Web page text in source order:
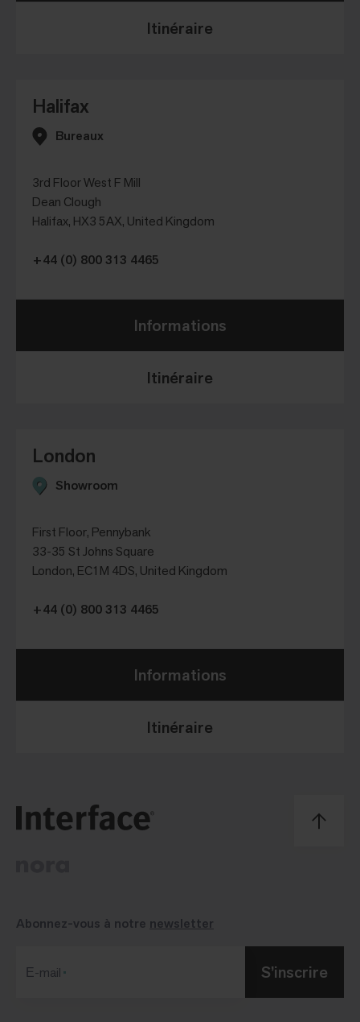
Itinéraire
Halifax
Bureaux
3rd Floor West F Mill
Dean Clough
Halifax, HX3 5AX, United Kingdom
+44 (0) 800 313 4465
Informations
Itinéraire
London
Showroom
First Floor, Pennybank
33-35 St Johns Square
London, EC1M 4DS, United Kingdom
+44 (0) 800 313 4465
Informations
Itinéraire
Abonnez-vous à notre newsletter
Е-mail S’inscrire